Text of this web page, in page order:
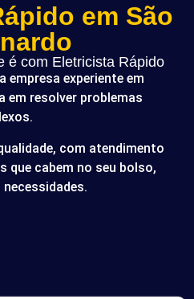
em São
é com Eletricista Rápido
empresa experiente em
em resolver problemas
com atendimento
que cabem no seu bolso,